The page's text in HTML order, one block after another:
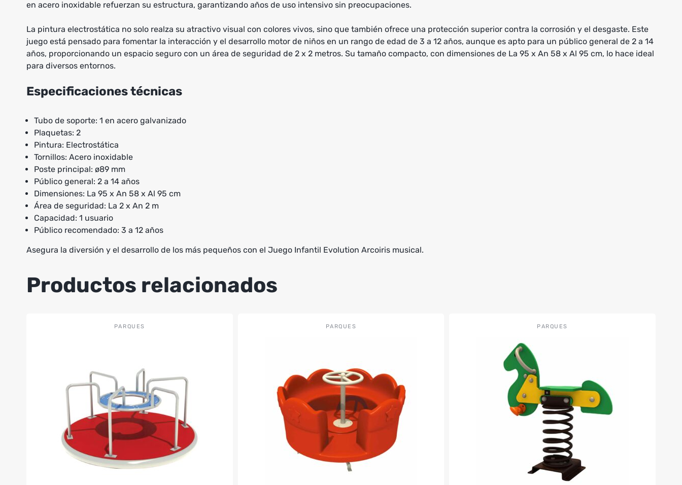
en acero inoxidable refuerzan su estructura, garantizando años de uso intensivo sin preocupaciones.
La pintura electrostática no solo realza su atractivo visual con colores vivos, sino que también ofrece una protección superior contra la corrosión y el desgaste. Este
juego está pensado para fomentar la interacción y el desarrollo motor de niños en un rango de edad de 3 a 12 años, aunque es apto para un público general de 2 a 14
años, proporcionando un espacio seguro con un área de seguridad de 2 x 2 metros. Su tamaño compacto, con dimensiones de La 95 x An 58 x Al 95 cm, lo hace ideal
para diversos entornos.
Especificaciones técnicas
Tubo de soporte: 1 en acero galvanizado
Plaquetas: 2
Pintura: Electrostática
Tornillos: Acero inoxidable
Poste principal: ø89 mm
Público general: 2 a 14 años
Dimensiones: La 95 x An 58 x Al 95 cm
Área de seguridad: La 2 x An 2 m
Capacidad: 1 usuario
Público recomendado: 3 a 12 años
Asegura la diversión y el desarrollo de los más pequeños con el Juego Infantil Evolution Arcoiris musical.
Productos relacionados
PARQUES PARQUES PARQUES